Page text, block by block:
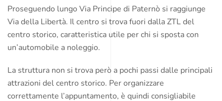
Proseguendo lungo Via Principe di Paternò si raggiunge
Via della Libertà. Il centro si trova fuori dalla ZTL del
centro storico, caratteristica utile per chi si sposta con
un’automobile a noleggio.
La struttura non si trova però a pochi passi dalle principali
attrazioni del centro storico. Per organizzare
correttamente l’appuntamento, è quindi consigliabile